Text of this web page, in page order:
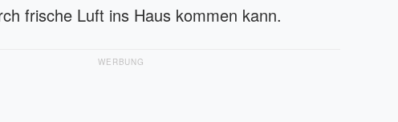
frische Luft ins Haus kommen kann.
WERBUNG